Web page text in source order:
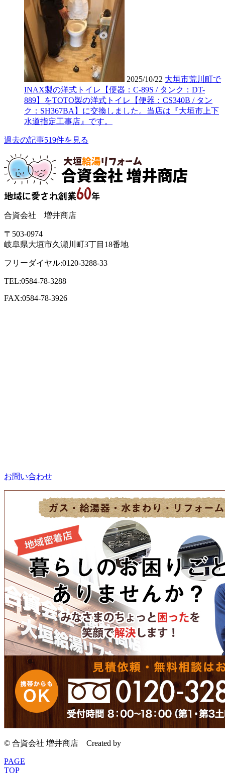
2025/10/22 大垣市荒川町で
INAX製の洋式トイレ【便器：C-89S / タンク：DT-
889】をTOTO製の洋式トイレ【便器：CS340B / タン
ク：SH367BA】に交換しました。当店は『大垣市上下
水道指定工事店』です。
過去の記事519件を見る
合資会社 増井商店
〒503-0974
岐阜県大垣市久瀬川町3丁目18番地
フリーダイヤル:0120-3288-33
TEL:0584-78-3288
FAX:0584-78-3926
お問い合わせ
© 合資会社 増井商店 Created by
PAGE
TOP